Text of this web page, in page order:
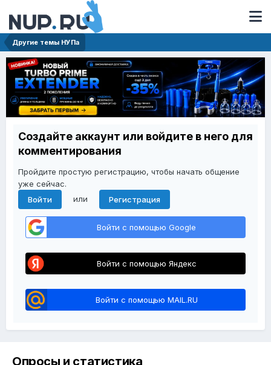
Другие темы НУПа
Создайте аккаунт или войдите в него для
комментирования
Пройдите простую регистрацию, чтобы начать общение
уже сейчас.
Войти
или Регистрация
Войти с помощью Google
Войти с помощью Яндекс
Войти с помощью MAIL.RU
Опросы и статистика